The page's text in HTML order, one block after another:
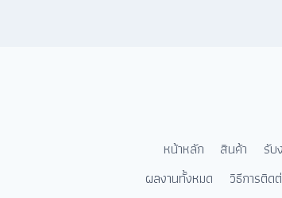
หน้าหลัก สินค้า รับ
ผลงานทั้งหมด
วิธีการติด